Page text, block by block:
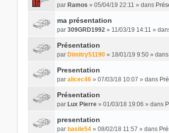
par Ramos » 05/04/19 22:11 » dans
ma présentation
par 309GRD1992» 11/03/19 14:11 »
Présentation
par Dimitry51190» 18/01/19 9:50 » dans
Presentation
par alicec46» 07/03/18 10:07 » dans
Présentation
par Lux Pierre» 01/03/18 19:06 » dans
presentation
par basile54» 08/02/18 11:57 » dans